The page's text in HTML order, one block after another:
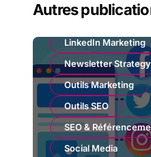
Autres
Email Marketing
LinkedIn Marketing
Newsletter Strategy
Outils Marketing
Outils SEO
SEO &
Social Media